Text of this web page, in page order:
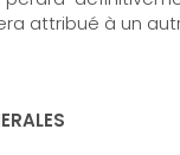
attribué à un